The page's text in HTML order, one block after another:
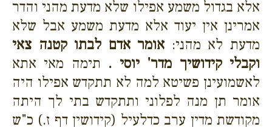
אלא בגדול משמע אפילו שלא מדעת מהני והדר
אמרינן אין יעוד אלא מדעת משמע אבל שלא
מדעת לא מהני: אומר אדם לבתו קטנה צאי
וקבלי קידושיך מדר' יוסי . תימה מאי אתא
לאשמועינן פשיטא למה לא תתקדש אפילו היה
אומר תן מנה לפלוני ותתקדש בתי לך היתה
מקודשת מדין ערב כדלעיל (קידושין דף ז.) כ"ש